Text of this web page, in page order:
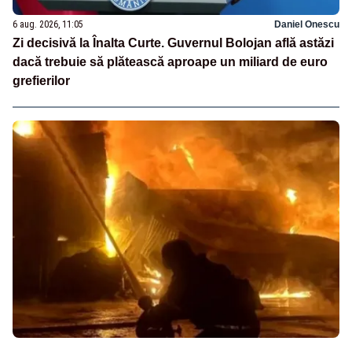
6 aug. 2026, 11:05 Daniel Onescu
Zi decisivă la Înalta Curte. Guvernul Bolojan află astăzi
dacă trebuie să plătească aproape un miliard de euro
grefierilor